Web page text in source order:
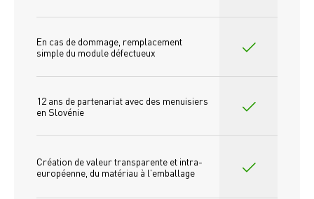
En cas de dommage, remplacement
simple du module défectueux
12 ans de partenariat avec des menuisiers
en Slovénie
Création de valeur transparente et intra-
européenne, du matériau à l'emballage